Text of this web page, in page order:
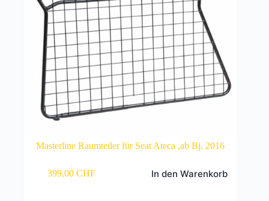
Masterline Raumteiler für Seat Ateca ,ab Bj. 2016
399,00 CHF In den Warenkorb